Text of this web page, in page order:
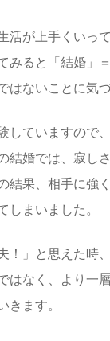
活が上手くいっ
みると「結婚」
はないことに気づ
していますので
結婚では、寂し
結果、相手に強
しまいました。
！」と思えた時
はなく、より一
きます。